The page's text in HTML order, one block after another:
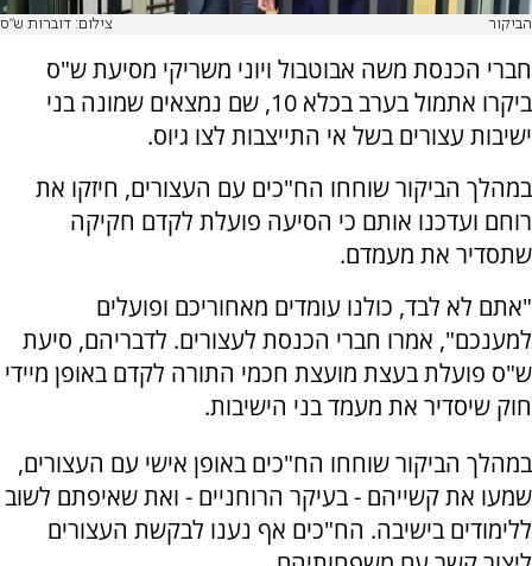
הביקור צילום: דוברות ש"ס
חברי הכנסת משה אבוטבול ויוני משריקי מסיעת ש"ס
ביקרו אתמול בערב בכלא 10, שם נמצאים שמונה בני
ישיבות עצורים בשל אי התייצבות לצו גיוס.
במהלך הביקור שוחחו הח"כים עם העצורים, חיזקו את
רוחם ועדכנו אותם כי הסיעה פועלת לקדם חקיקה
שתסדיר את מעמדם.
"אתם לא לבד, כולנו עומדים מאחוריכם ופועלים
למענכם", אמרו חברי הכנסת לעצורים. לדבריהם, סיעת
ש"ס פועלת בעצת מועצת חכמי התורה לקדם באופן מיידי
חוק שיסדיר את מעמד בני הישיבות.
במהלך הביקור שוחחו הח"כים באופן אישי עם העצורים,
שמעו את קשייהם - בעיקר הרוחניים - ואת שאיפתם לשוב
ללימודים בישיבה. הח"כים אף נענו לבקשת העצורים